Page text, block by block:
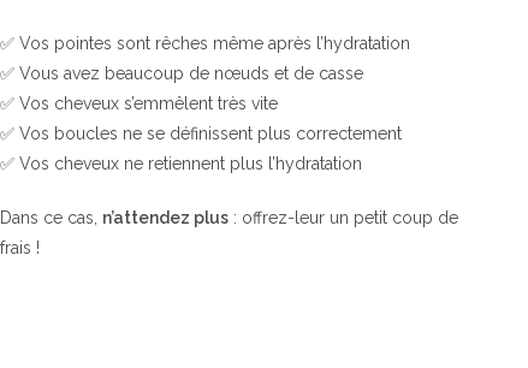
✅ Vos pointes sont rêches même après l’hydratation
✅ Vous avez beaucoup de nœuds et de casse
✅ Vos cheveux s’emmêlent très vite
✅ Vos boucles ne se définissent plus correctement
✅ Vos cheveux ne retiennent plus l’hydratation
Dans ce cas, n’attendez plus : offrez-leur un petit coup de
frais !